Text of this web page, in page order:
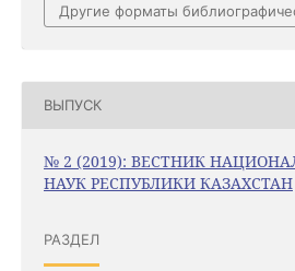
Другие форматы
ВЫПУСК
№ 2 (2019): ВЕСТНИК
НАУК РЕСПУБЛИКИ КАЗАХСТАН
РАЗДЕЛ